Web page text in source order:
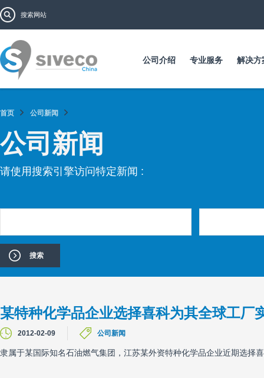
到
要
内
搜索表单
公司介绍 专业服务 解决方
首页 公司新闻
公司新闻
请使用搜索引擎访问特定新闻 :
某特种化学品企业选择喜科为其全球工厂
2012-02-09 公司新闻
隶属于某国际知名石油燃气集团，江苏某外资特种化学品企业近期选择